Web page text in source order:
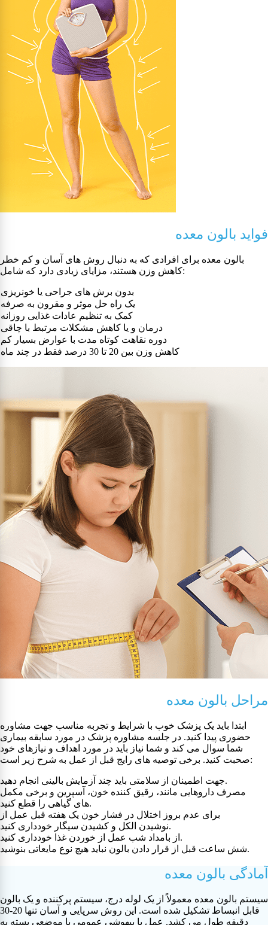
فوايد بالون معده
بالون معده برای افرادی که به دنبال روش های آسان و کم خطر
کاهش وزن هستند، مزایای زیادی دارد که شامل:
بدون برش های جراحی یا خونریزی
یک راه حل موثر و مقرون به صرفه
کمک به تنظیم عادات غذایی روزانه
درمان و یا کاهش مشکلات مرتبط با چاقی
دوره نقاهت کوتاه مدت با عوارض بسیار کم
کاهش وزن بین 20 تا 30 درصد فقط در چند ماه
مراحل بالون معده
ابتدا باید یک پزشک خوب با شرایط و تجربه مناسب جهت مشاوره
حضوری پیدا کنید. در جلسه مشاوره پزشک در مورد سابقه بیماری
شما سوال می کند و شما نیاز باید در مورد اهداف و نیازهای خود
صحبت کنید. برخی توصیه های رایج قبل از عمل به شرح زیر است:
جهت اطمینان از سلامتی باید چند آزمایش بالینی انجام دهید.
مصرف داروهایی مانند، رقیق کننده خون، آسپرین و برخی مکمل
های گیاهی را قطع کنید.
برای عدم بروز اختلال در فشار خون یک هفته قبل عمل از
نوشیدن الکل و کشیدن سیگار خودداری کنید.
از بامداد شب عمل از خوردن غذا خودداری کنید.
شش ساعت قبل از قرار دادن بالون نباید هیچ نوع مایعاتی بنوشید.
آمادگی بالون معده
سیستم بالون معده معمولاً از یک لوله درج، سیستم پرکننده و یک بالون
قابل انبساط تشکیل شده است. این روش سرپایی و آسان تنها 20-30
دقیقه طول می کشد. عمل با بیهوشی عمومی یا موضعی بسته به